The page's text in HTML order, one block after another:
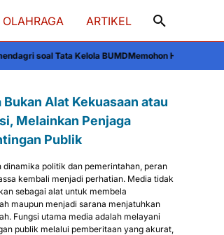
OLAHRAGA ARTIKEL
BUMDMemohon Hujan di Tengah Kemarau,
Bukan Alat Kekuasaan atau
Melainkan Penjaga
Publik
dinamika politik dan pemerintahan, peran
kembali menjadi perhatian. Media tidak
sebagai alat untuk membela
maupun menjadi sarana menjatuhkan
Fungsi utama media adalah melayani
publik melalui pemberitaan yang akurat,